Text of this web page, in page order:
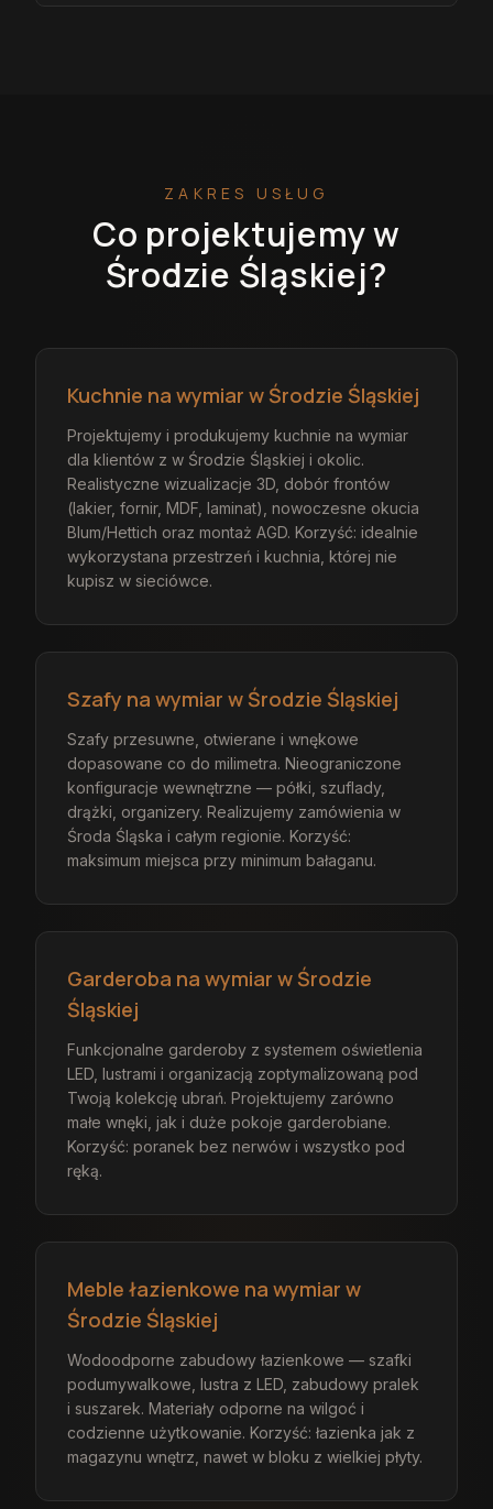
ZAKRES USŁUG
Co projektujemyw
Środzie Śląskiej?
Kuchnie na wymiar w Środzie Śląskiej
Projektujemy i produkujemy kuchnie na wymiar
dla klientów z w Środzie Śląskiej i okolic.
Realistyczne wizualizacje 3D, dobór frontów
(lakier, fornir, MDF, laminat), nowoczesne okucia
Blum/Hettich oraz montaż AGD. Korzyść: idealnie
wykorzystana przestrzeń i kuchnia, której nie
kupisz w sieciówce.
Szafy na wymiar w Środzie Śląskiej
Szafy przesuwne, otwierane i wnękowe
dopasowane co do milimetra. Nieograniczone
konfiguracje wewnętrzne — półki, szuflady,
drążki, organizery. Realizujemy zamówienia w
Środa Śląska i całym regionie. Korzyść:
maksimum miejsca przy minimum bałaganu.
Garderoba na wymiar w Środzie
Śląskiej
Funkcjonalne garderoby z systemem oświetlenia
LED, lustrami i organizacją zoptymalizowaną pod
Twoją kolekcję ubrań. Projektujemy zarówno
małe wnęki, jak i duże pokoje garderobiane.
Korzyść: poranek bez nerwów i wszystko pod
ręką.
Meble łazienkowe na wymiar w
Środzie Śląskiej
Wodoodporne zabudowy łazienkowe — szafki
podumywalkowe, lustra z LED, zabudowy pralek
i suszarek. Materiały odporne na wilgoć i
codzienne użytkowanie. Korzyść: łazienka jak z
magazynu wnętrz, nawet w bloku z wielkiej płyty.